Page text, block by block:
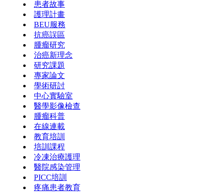
患者故事
護理計畫
BEU服務
抗癌誤區
腫瘤研究
治癌新理念
研究課題
專家論文
學術研討
中心實驗室
醫學影像檢查
腫瘤科普
在線連載
教育培訓
培訓課程
冷凍治療護理
醫院感染管理
PICC培訓
疼痛患者教育